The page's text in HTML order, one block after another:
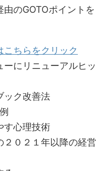
由のGOTOポイントを
こちらをクリック
ーにリニューアルヒッ
ック改善法
す心理技術
２０２１年以降の経営